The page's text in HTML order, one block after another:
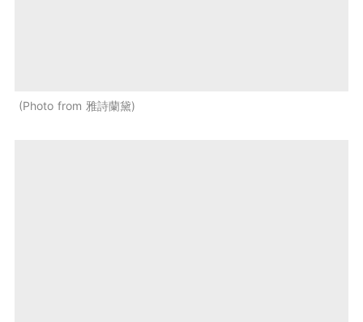
Photo from 雅詩蘭黛